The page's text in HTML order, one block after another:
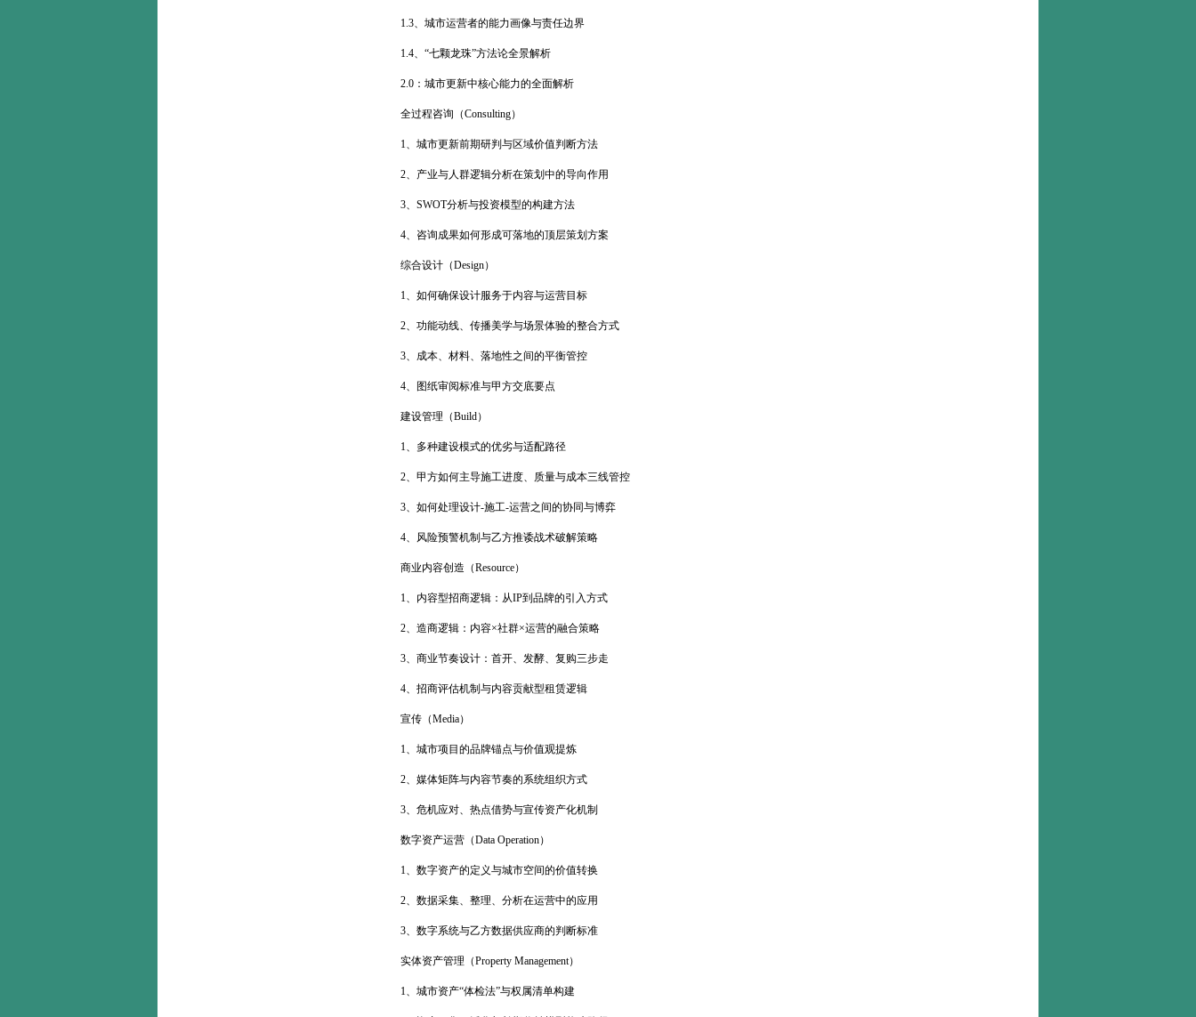
1.3、城市运营者的能力画像与责任边界
1.4、“七颗龙珠”方法论全景解析
2.0：城市更新中核心能力的全面解析
全过程咨询（Consulting）
1、城市更新前期研判与区域价值判断方法
2、产业与人群逻辑分析在策划中的导向作用
3、SWOT分析与投资模型的构建方法
4、咨询成果如何形成可落地的顶层策划方案
综合设计（Design）
1、如何确保设计服务于内容与运营目标
2、功能动线、传播美学与场景体验的整合方式
3、成本、材料、落地性之间的平衡管控
4、图纸审阅标准与甲方交底要点
建设管理（Build）
1、多种建设模式的优劣与适配路径
2、甲方如何主导施工进度、质量与成本三线管控
3、如何处理设计-施工-运营之间的协同与博弈
4、风险预警机制与乙方推诿战术破解策略
商业内容创造（Resource）
1、内容型招商逻辑：从IP到品牌的引入方式
2、造商逻辑：内容×社群×运营的融合策略
3、商业节奏设计：首开、发酵、复购三步走
4、招商评估机制与内容贡献型租赁逻辑
宣传（Media）
1、城市项目的品牌锚点与价值观提炼
2、媒体矩阵与内容节奏的系统组织方式
3、危机应对、热点借势与宣传资产化机制
数字资产运营（Data Operation）
1、数字资产的定义与城市空间的价值转换
2、数据采集、整理、分析在运营中的应用
3、数字系统与乙方数据供应商的判断标准
实体资产管理（Property Management）
1、城市资产“体检法”与权属清单构建